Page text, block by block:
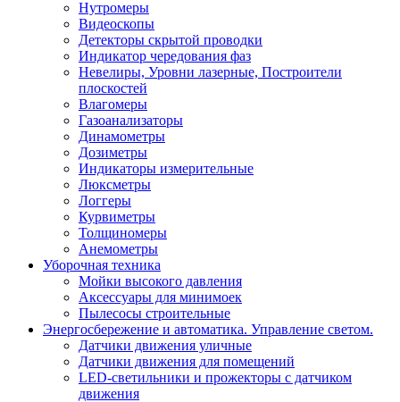
Нутромеры
Видеоскопы
Детекторы скрытой проводки
Индикатор чередования фаз
Невелиры, Уровни лазерные, Построители
плоскостей
Влагомеры
Газоанализаторы
Динамометры
Дозиметры
Индикаторы измерительные
Люксметры
Логгеры
Курвиметры
Толщиномеры
Анемометры
Уборочная техника
Мойки высокого давления
Аксессуары для минимоек
Пылесосы строительные
Энергосбережение и автоматика. Управление светом.
Датчики движения уличные
Датчики движения для помещений
LED-светильники и прожекторы с датчиком
движения